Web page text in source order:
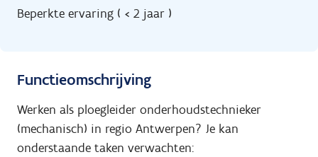
Beperkte ervaring ( < 2 jaar )
Functieomschrijving
Werken als ploegleider onderhoudstechnieker
(mechanisch) in regio Antwerpen? Je kan
onderstaande taken verwachten: